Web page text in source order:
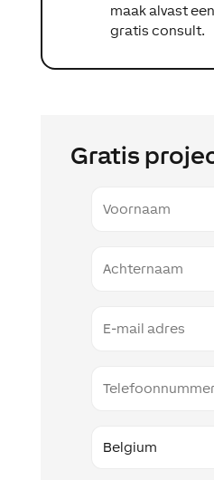
maak alvast
gratis consult.
Gratis